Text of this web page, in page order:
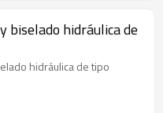
biselado hidráulica de
hidráulica de tipo